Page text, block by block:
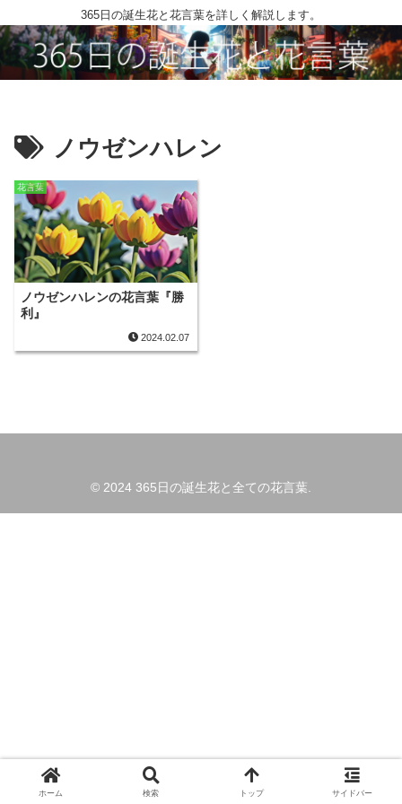
365日の誕生花と花言葉を詳しく解説します。
ノウゼンハレン
花言葉
ノウゼンハレンの花言葉『勝
利』
2024.02.07
© 2024 365日の誕生花と全ての花言葉.
ホーム 検索 トップ サイドバー